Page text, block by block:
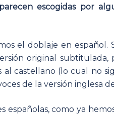
escogidas por
el doblaje en
original subtitulada,
al castellano (lo cual no
de la versión inglesa
españolas, como ya